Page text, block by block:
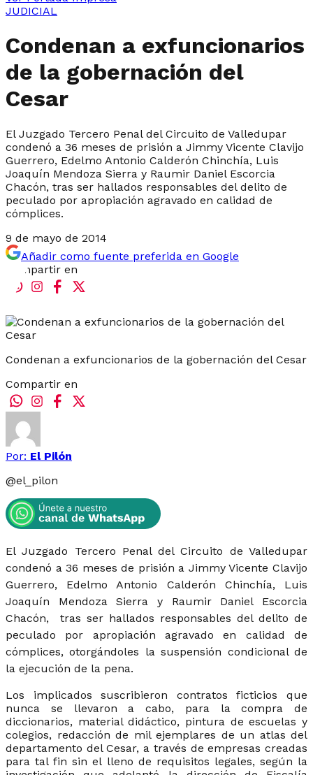
JUDICIAL
Condenan a exfuncionarios
de la gobernación del
Cesar
El Juzgado Tercero Penal del Circuito de Valledupar
condenó a 36 meses de prisión a Jimmy Vicente Clavijo
Guerrero, Edelmo Antonio Calderón Chinchía, Luis
Joaquín Mendoza Sierra y Raumir Daniel Escorcia
Chacón, tras ser hallados responsables del delito de
peculado por apropiación agravado en calidad de
cómplices.
9 de mayo de 2014
Añadir como fuente preferida en Google
Compartir en
Condenan a exfuncionarios de la gobernación del Cesar
Compartir en
Por: El Pilón
@el_pilon
El Juzgado Tercero Penal del Circuito de Valledupar
condenó a 36 meses de prisión a Jimmy Vicente Clavijo
Guerrero, Edelmo Antonio Calderón Chinchía, Luis
Joaquín Mendoza Sierra y Raumir Daniel Escorcia
Chacón, tras ser hallados responsables del delito de
peculado por apropiación agravado en calidad de
cómplices, otorgándoles la suspensión condicional de
la ejecución de la pena.
Los implicados suscribieron contratos ficticios que
nunca se llevaron a cabo, para la compra de
diccionarios, material didáctico, pintura de escuelas y
colegios, redacción de mil ejemplares de un atlas del
departamento del Cesar, a través de empresas creadas
para tal fin sin el lleno de requisitos legales, según la